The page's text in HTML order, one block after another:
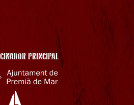
PRINCIPAL